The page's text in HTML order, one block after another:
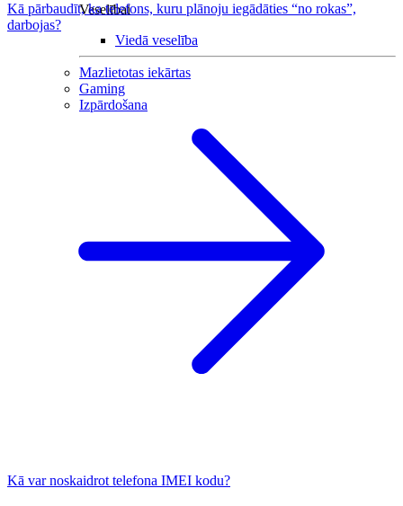
Veselībai
Viedā veselība
Mazlietotas iekārtas
Gaming
Izpārdošana
Kā pārbaudīt, ka telefons, kuru plānoju iegādāties “no rokas”,
darbojas?
Kā var noskaidrot telefona IMEI kodu?